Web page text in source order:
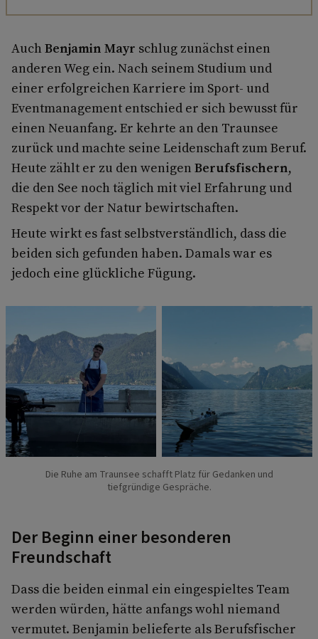
Auch Benjamin Mayr schlug zunächst einen
anderen Weg ein. Nach seinem Studium und
einer erfolgreichen Karriere im Sport- und
Eventmanagement entschied er sich bewusst für
einen Neuanfang. Er kehrte an den Traunsee
zurück und machte seine Leidenschaft zum Beruf.
Heute zählt er zu den wenigen Berufsfischern,
die den See noch täglich mit viel Erfahrung und
Respekt vor der Natur bewirtschaften.
Heute wirkt es fast selbstverständlich, dass die
beiden sich gefunden haben. Damals war es
jedoch eine glückliche Fügung.
Die Ruhe am Traunsee schafft Platz für Gedanken und
tiefgründige Gespräche.
Der Beginn einer besonderen
Freundschaft
Dass die beiden einmal ein eingespieltes Team
werden würden, hätte anfangs wohl niemand
vermutet. Benjamin belieferte als Berufsfischer